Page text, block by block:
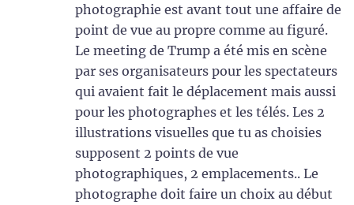
photographie est avant tout une affaire de
point de vue au propre comme au figuré.
Le meeting de Trump a été mis en scène
par ses organisateurs pour les spectateurs
qui avaient fait le déplacement mais aussi
pour les photographes et les télés. Les 2
illustrations visuelles que tu as choisies
supposent 2 points de vue
photographiques, 2 emplacements.. Le
photographe doit faire un choix au début